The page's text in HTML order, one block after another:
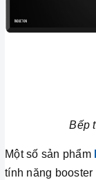
Bếp
Một số sản phẩm
tính năng